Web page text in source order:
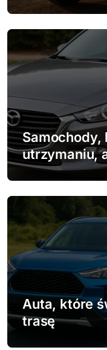
s
u
Samochody,
utrzymaniu,
Auta, które
trasę